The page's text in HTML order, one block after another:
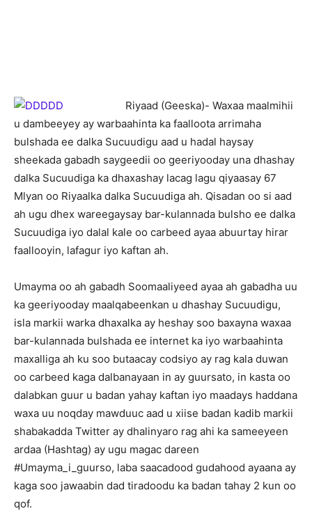
Riyaad (Geeska)- Waxaa maalmihii
u dambeeyey ay warbaahinta ka faalloota arrimaha
bulshada ee dalka Sucuudigu aad u hadal haysay
sheekada gabadh saygeedii oo geeriyooday una dhashay
dalka Sucuudiga ka dhaxashay lacag lagu qiyaasay 67
Mlyan oo Riyaalka dalka Sucuudiga ah. Qisadan oo si aad
ah ugu dhex wareegaysay bar-kulannada bulsho ee dalka
Sucuudiga iyo dalal kale oo carbeed ayaa abuurtay hirar
faallooyin, lafagur iyo kaftan ah.
Umayma oo ah gabadh Soomaaliyeed ayaa ah gabadha uu
ka geeriyooday maalqabeenkan u dhashay Sucuudigu,
isla markii warka dhaxalka ay heshay soo baxayna waxaa
bar-kulannada bulshada ee internet ka iyo warbaahinta
maxalliga ah ku soo butaacay codsiyo ay rag kala duwan
oo carbeed kaga dalbanayaan in ay guursato, in kasta oo
dalabkan guur u badan yahay kaftan iyo maadays haddana
waxa uu noqday mawduuc aad u xiise badan kadib markii
shabakadda Twitter ay dhalinyaro rag ahi ka sameeyeen
ardaa (Hashtag) ay ugu magac dareen
#Umayma_i_guurso, laba saacadood gudahood ayaana ay
kaga soo jawaabin dad tiradoodu ka badan tahay 2 kun oo
qof.